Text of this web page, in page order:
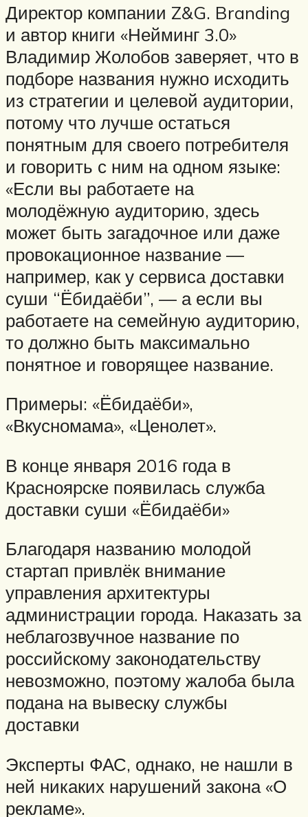
Директор компании Z&G. Branding
и автор книги «Нейминг 3.0»
Владимир Жолобов заверяет, что в
подборе названия нужно исходить
из стратегии и целевой аудитории,
потому что лучше остаться
понятным для своего потребителя
и говорить с ним на одном языке:
«Если вы работаете на
молодёжную аудиторию, здесь
может быть загадочное или даже
провокационное название —
например, как у сервиса доставки
суши “Ёбидаёби”, — а если вы
работаете на семейную аудиторию,
то должно быть максимально
понятное и говорящее название.
Примеры: «Ёбидаёби»,
«Вкусномама», «Ценолет».
В конце января 2016 года в
Красноярске появилась служба
доставки суши «Ёбидаёби»
Благодаря названию молодой
стартап привлёк внимание
управления архитектуры
администрации города. Наказать за
неблагозвучное название по
российскому законодательству
невозможно, поэтому жалоба была
подана на вывеску службы
доставки
Эксперты ФАС, однако, не нашли в
ней никаких нарушений закона «О
рекламе».